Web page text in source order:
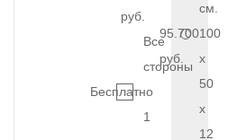
руб.
Все
стороны
Бесплатно
1
см.
95.700
руб.
100
x
50
x
12